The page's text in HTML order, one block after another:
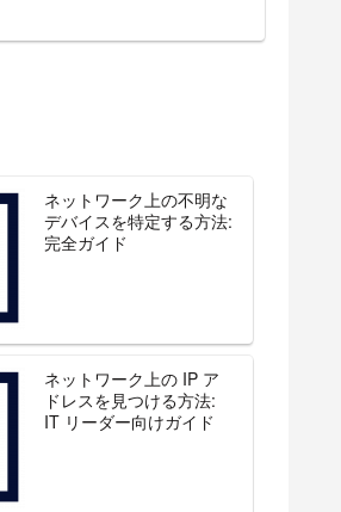
ネットワーク上の不明な
デバイスを特定する方法:
完全ガイド
ネットワーク上の IP ア
ドレスを見つける方法:
IT リーダー向けガイド